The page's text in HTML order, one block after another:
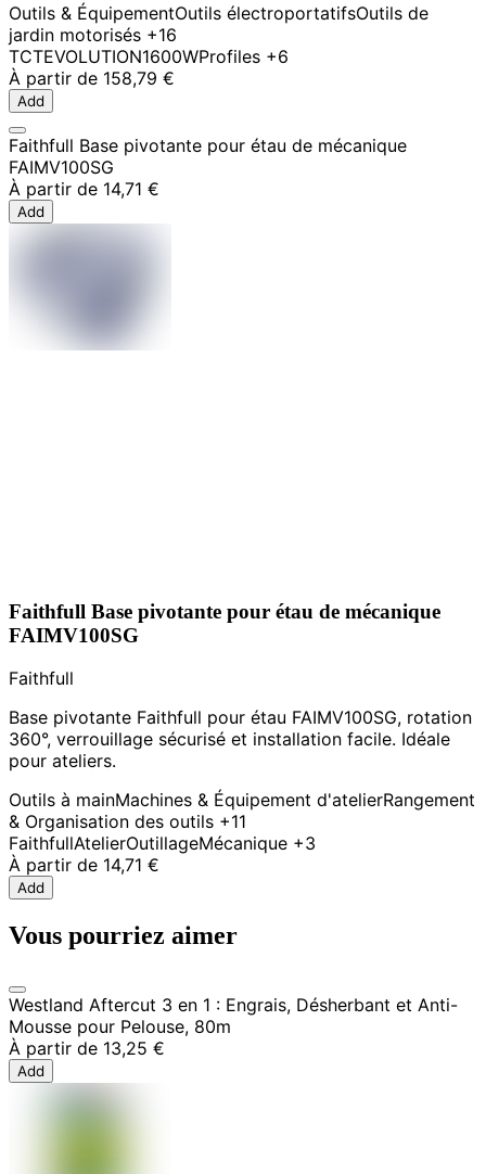
Outils & ÉquipementOutils électroportatifsOutils de
jardin motorisés +16
TCTEVOLUTION1600WProfiles +6
À partir de 158,79 €
Add
Faithfull Base pivotante pour étau de mécanique
FAIMV100SG
À partir de 14,71 €
Add
Faithfull Base pivotante pour étau de mécanique
FAIMV100SG
Faithfull
Base pivotante Faithfull pour étau FAIMV100SG, rotation
360°, verrouillage sécurisé et installation facile. Idéale
pour ateliers.
Outils à mainMachines & Équipement d'atelierRangement
& Organisation des outils +11
FaithfullAtelierOutillageMécanique +3
À partir de 14,71 €
Add
Vous pourriez aimer
Westland Aftercut 3 en 1 : Engrais, Désherbant et Anti-
Mousse pour Pelouse, 80m
À partir de 13,25 €
Add